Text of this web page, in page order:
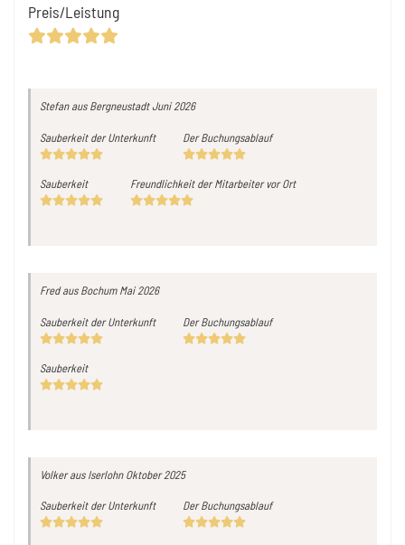
Preis/Leistung
Stefanaus BergneustadtJuni 2026
Sauberkeit der Unterkunft Der Buchungsablauf
Sauberkeit Freundlichkeit der Mitarbeiter vor Ort
Fredaus Bochum Mai 2026
Sauberkeit der Unterkunft Der Buchungsablauf
Sauberkeit
Volkeraus Iserlohn Oktober 2025
Sauberkeit der Unterkunft Der Buchungsablauf